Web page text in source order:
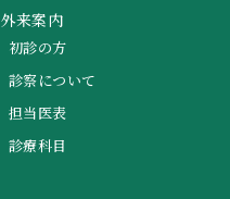
外来案内
初診の方
診察について
担当医表
診療科目